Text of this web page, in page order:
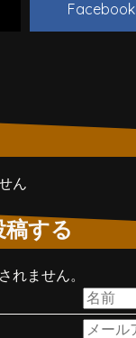
Facebook
ん
する
れません。